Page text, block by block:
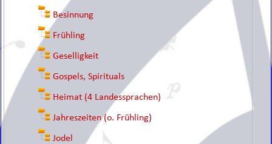
Besinnung
Frühling
Geselligkeit
Gospels, Spirituals
Heimat (4 Landessprachen)
Jahreszeiten (o. Frühling)
Jodel